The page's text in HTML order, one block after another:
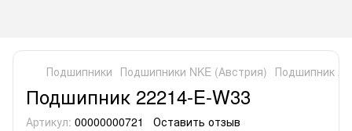
Подшипники Подшипники NKE (Австрия) Подшипник
Подшипник 22214-E-W33
Артикул: 00000000721 Оставить отзыв